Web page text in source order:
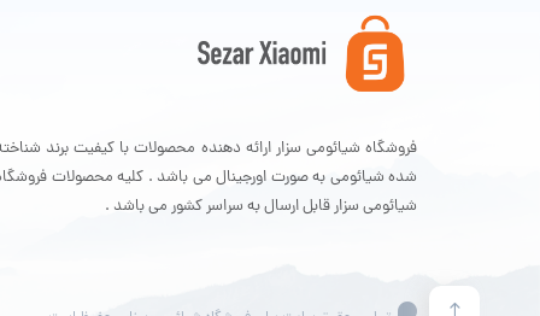
فروشگاه شیائومی سزار ارائه دهنده محصولات با کیفیت برند
شده شیائومی به صورت اورجینال می باشد . کلیه محصولات
شیائومی سزار قابل ارسال به سراسر کشور می باشد .